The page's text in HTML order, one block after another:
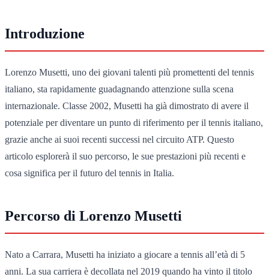
Introduzione
Lorenzo Musetti, uno dei giovani talenti più promettenti del tennis
italiano, sta rapidamente guadagnando attenzione sulla scena
internazionale. Classe 2002, Musetti ha già dimostrato di avere il
potenziale per diventare un punto di riferimento per il tennis italiano,
grazie anche ai suoi recenti successi nel circuito ATP. Questo
articolo esplorerà il suo percorso, le sue prestazioni più recenti e
cosa significa per il futuro del tennis in Italia.
Percorso di Lorenzo Musetti
Nato a Carrara, Musetti ha iniziato a giocare a tennis all’età di 5
anni. La sua carriera è decollata nel 2019 quando ha vinto il titolo